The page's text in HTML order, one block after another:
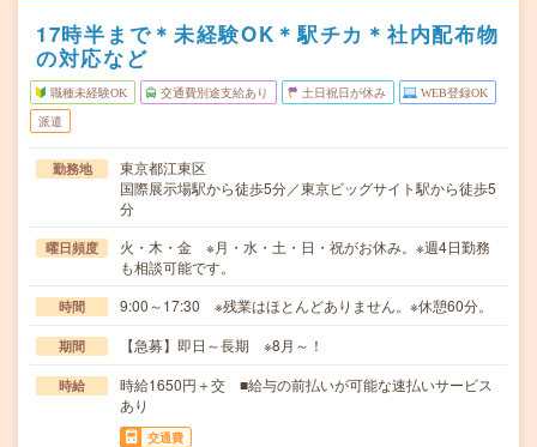
17時半まで＊未経験OK＊駅チカ＊社内配布物
の対応など
職種未経験OK 交通費別途支給あり 土日祝日が休み WEB登録OK
派遣
勤務地
東京都江東区
国際展示場駅から徒歩5分／東京ビッグサイト駅から徒歩5
分
曜日頻度
火・木・金 ※月・水・土・日・祝がお休み。※週4日勤務
も相談可能です。
時間 9:00～17:30 ※残業はほとんどありません。※休憩60分。
期間 【急募】即日～長期 ※8月～！
時給
時給1650円＋交 ■給与の前払いが可能な速払いサービス
あり
交通費